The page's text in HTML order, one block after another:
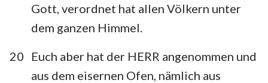
Gott, verordnet hat allen Völkern unter
dem ganzen Himmel.
20
Euch aber hat der HERR angenommen und
aus dem eisernen Ofen, nämlich aus